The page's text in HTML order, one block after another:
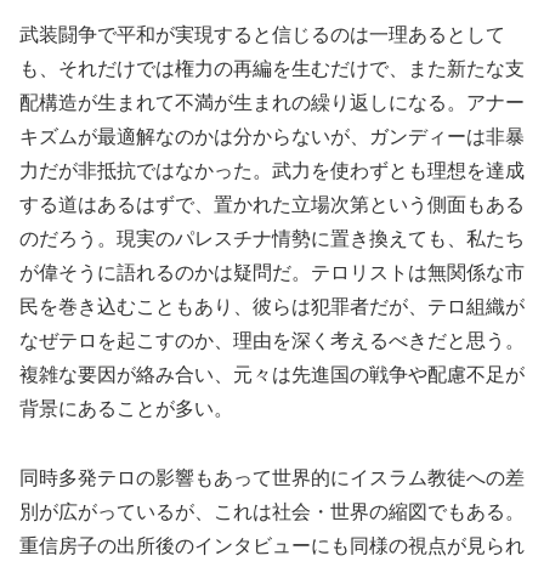
武装闘争で平和が実現すると信じるのは一理あるとして
も、それだけでは権力の再編を生むだけで、また新たな支
配構造が生まれて不満が生まれの繰り返しになる。アナー
キズムが最適解なのかは分からないが、ガンディーは非暴
力だが非抵抗ではなかった。武力を使わずとも理想を達成
する道はあるはずで、置かれた立場次第という側面もある
のだろう。現実のパレスチナ情勢に置き換えても、私たち
が偉そうに語れるのかは疑問だ。テロリストは無関係な市
民を巻き込むこともあり、彼らは犯罪者だが、テロ組織が
なぜテロを起こすのか、理由を深く考えるべきだと思う。
複雑な要因が絡み合い、元々は先進国の戦争や配慮不足が
背景にあることが多い。
同時多発テロの影響もあって世界的にイスラム教徒への差
別が広がっているが、これは社会・世界の縮図でもある。
重信房子の出所後のインタビューにも同様の視点が見られ